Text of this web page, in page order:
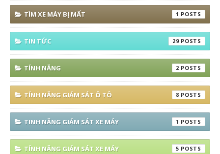
TÌM XE MÁY BỊ MẤT 1
TIN TỨC 29
TÍNH NĂNG 2
TÍNH NĂNG GIÁM SÁT Ô TÔ 8
TINH NĂNG GIÁM SÁT XE MÁY 1
TÍNH NĂNG GIÁM SÁT XE MÁY 5